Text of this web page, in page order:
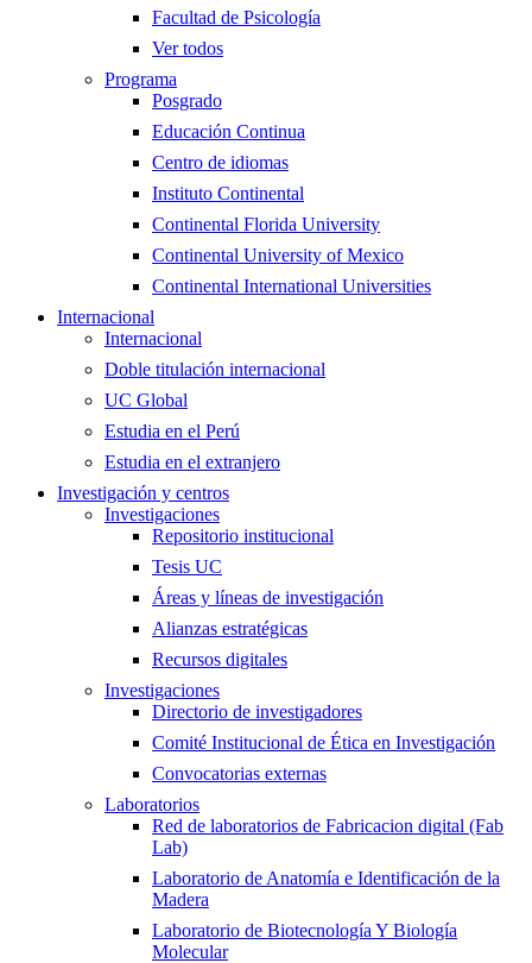
Facultad de Psicología
Ver todos
Programa
Posgrado
Educación Continua
Centro de idiomas
Instituto Continental
Continental Florida University
Continental University of Mexico
Continental International Universities
Internacional
Internacional
Doble titulación internacional
UC Global
Estudia en el Perú
Estudia en el extranjero
Investigación y centros
Investigaciones
Repositorio institucional
Tesis UC
Áreas y líneas de investigación
Alianzas estratégicas
Recursos digitales
Investigaciones
Directorio de investigadores
Comité Institucional de Ética en Investigación
Convocatorias externas
Laboratorios
Red de laboratorios de Fabricacion digital (Fab
Lab)
Laboratorio de Anatomía e Identificación de la
Madera
Laboratorio de Biotecnología Y Biología
Molecular